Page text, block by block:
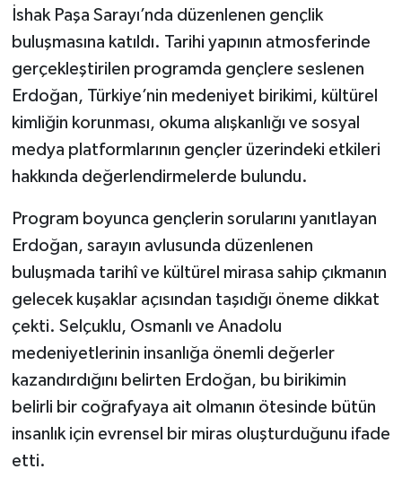
İshak Paşa Sarayı’nda düzenlenen gençlik
buluşmasına katıldı. Tarihi yapının atmosferinde
gerçekleştirilen programda gençlere seslenen
Erdoğan, Türkiye’nin medeniyet birikimi, kültürel
kimliğin korunması, okuma alışkanlığı ve sosyal
medya platformlarının gençler üzerindeki etkileri
hakkında değerlendirmelerde bulundu.
Program boyunca gençlerin sorularını yanıtlayan
Erdoğan, sarayın avlusunda düzenlenen
buluşmada tarihî ve kültürel mirasa sahip çıkmanın
gelecek kuşaklar açısından taşıdığı öneme dikkat
çekti. Selçuklu, Osmanlı ve Anadolu
medeniyetlerinin insanlığa önemli değerler
kazandırdığını belirten Erdoğan, bu birikimin
belirli bir coğrafyaya ait olmanın ötesinde bütün
insanlık için evrensel bir miras oluşturduğunu ifade
etti.